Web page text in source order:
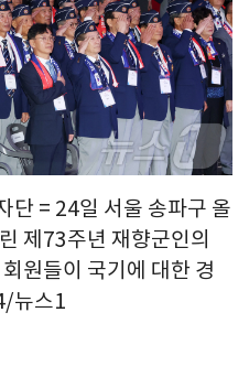
단 = 24일 서울 송파구 올
제73주년 재향군인의
원들이 국기에 대한 경
뉴스1